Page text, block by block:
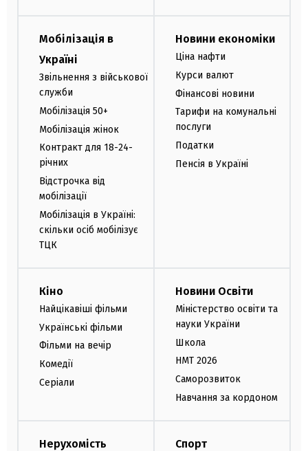
Мобілізація в
Україні
Звільнення з військової
служби
Мобілізація 50+
Мобілізація жінок
Контракт для 18-24-
річних
Відстрочка від
мобілізації
Мобілізація в Україні:
скільки осіб мобілізує
ТЦК
Новини економіки
Ціна нафти
Курси валют
Фінансові новини
Тарифи на комунальні
послуги
Податки
Пенсія в Україні
Кіно
Найцікавіші фільми
Українські фільми
Фільми на вечір
Комедії
Серіали
Новини Освіти
Міністерство освіти та
науки України
Школа
НМТ 2026
Саморозвиток
Навчання за кордоном
Нерухомість Спорт